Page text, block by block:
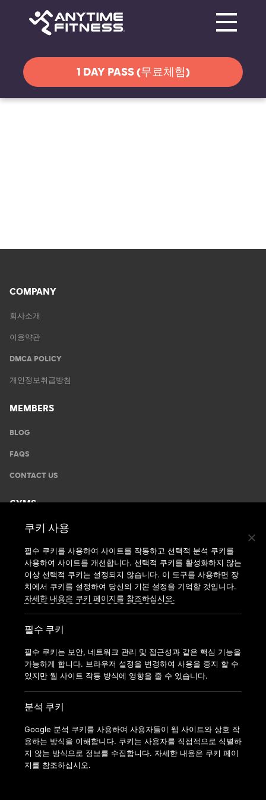
1 DAY PASS (무료체험)
COMPANY
회사소개
이용약관
DMCA POLICY
개인정보취급방침
MEMBERS
BLOG
FAQS
CONTACT US
GYMS
운동안내
지점찾기
가맹신청
COPYRIGHT © 2022 ANYTIMEFITNESSKOREA ALL RIGHTS
쿠키 사용
필수 쿠키를 사용하여 사이트를 작동하고 선택적 분석 쿠키를
사용하여 사이트를 개선합니다. 선택적 쿠키를 활성화하지 않는
이상 선택적 쿠키는 설정되지 않습니다. 이 도구를 사용하면 장
치에서 쿠키를 설정하여 당신의 기본 설정을 기억할 것입니다.
자세한 내용은 쿠키 페이지를 참조하십시오.
필수 쿠키
필수 쿠키는 보안, 네트워크 관리 및 접근성과 같은 핵심 기능을
가능하게 합니다. 브라우저 설정을 변경하여 사용을 중지 할 수
있지만 웹 사이트 작동 방식에 영향을 줄 수 있습니다.
분석 쿠키
Google 분석 쿠키를 사용하여 사용자들이 웹 사이트와 상호 작
용하는 방식을 이해합니다. 쿠키는 사용자를 직접적으로 식별하
지 않는 방식으로 정보를 수집합니다. 자세한 내용은 쿠키 페이
지를 참조하십시오.